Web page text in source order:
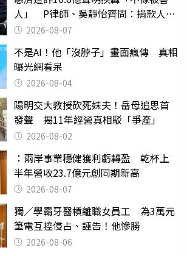
人」 P律師、吳靜怡齊問：捐款人有
權知道真相
2026-08-07
不是AI！他「沒脖子」畫面瘋傳 真相
曝光網看呆
2026-08-04
陽明交大教授砍死妹夫！岳母追思首
發聲 揭11年經營真相駁「爭產」
2026-08-02
：兩岸事業穩健獲利虧轉盈 乾杯上
半年營收23.7億元創同期新高
2026-08-07
獨／學霸牙醫槓離職女員工 為3萬元
筆電互控侵占、誣告！他慘勝
2026-08-06